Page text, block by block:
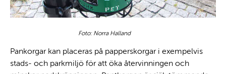
Foto: Norra Halland
Pankorgar kan placeras på papperskorgar i exempelvis
stads- och parkmiljö för att öka återvinningen och